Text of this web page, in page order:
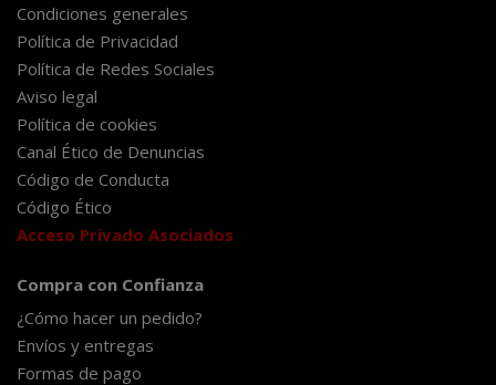
Condiciones generales
Política de Privacidad
Política de Redes Sociales
Aviso legal
Política de cookies
Canal Ético de Denuncias
Código de Conducta
Código Ético
Acceso Privado Asociados
Compra con Confianza
¿Cómo hacer un pedido?
Envíos y entregas
Formas de pago